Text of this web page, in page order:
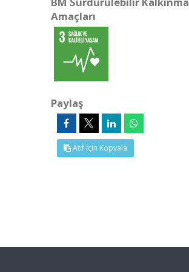
Amaçları
Paylaş
Atıf İçin Kopyala